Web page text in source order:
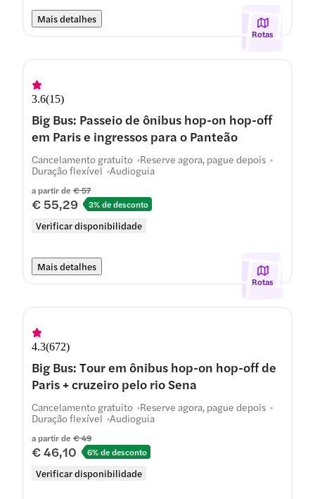
Mais detalhes
Rotas
3.6(15)
Big Bus: Passeio de ônibus hop-on hop-off
em Paris e ingressos para o Panteão
a partir de € 57
€ 55,29 3% de desconto
Verificar disponibilidade
Cancelamento gratuito Reserve agora, pague depois
Duração flexível Audioguia
Mais detalhes
Rotas
4.3(672)
Big Bus: Tour em ônibus hop-on hop-off de
Paris + cruzeiro pelo rio Sena
a partir de € 49
€ 46,10 6% de desconto
Verificar disponibilidade
Cancelamento gratuito Reserve agora, pague depois
Duração flexível Audioguia